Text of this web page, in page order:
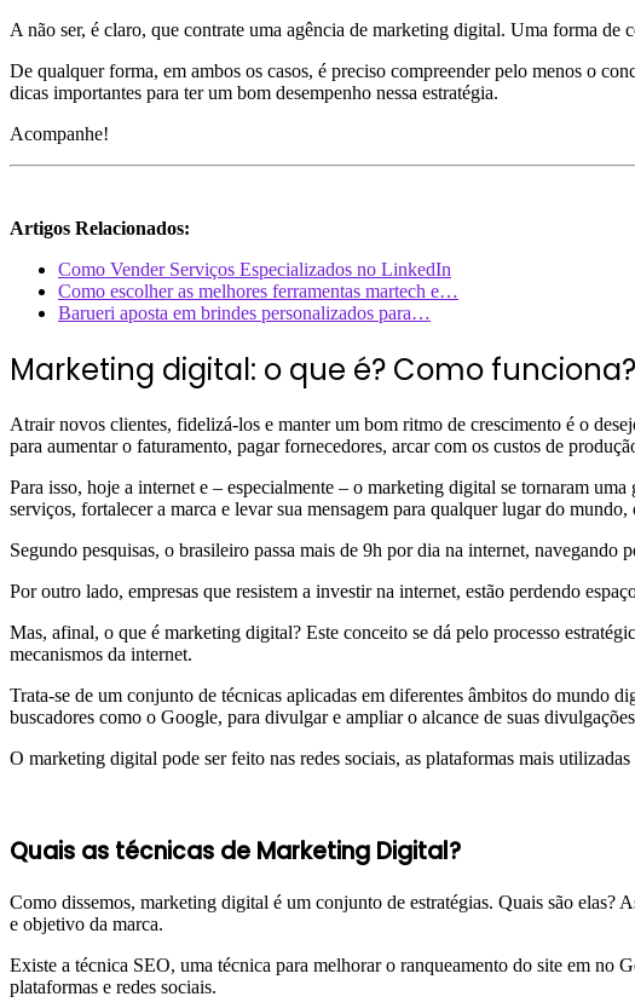
A não ser, é claro, que contrate uma agência de marketing digital. Uma forma de
De qualquer forma, em ambos os casos, é preciso compreender pelo menos o
dicas importantes para ter um bom desempenho nessa estratégia.
Acompanhe!
Artigos Relacionados:
Como Vender Serviços Especializados no LinkedIn
Como escolher as melhores ferramentas martech e…
Barueri aposta em brindes personalizados para…
Marketing digital: o que é? Como
Atrair novos clientes, fidelizá-los e manter um bom ritmo de crescimento é o
para aumentar o faturamento, pagar fornecedores, arcar com os custos de
Para isso, hoje a internet e – especialmente – o marketing digital se tornaram
serviços, fortalecer a marca e levar sua mensagem para qualquer lugar do mundo,
Segundo pesquisas, o brasileiro passa mais de 9h por dia na internet, navegando
Por outro lado, empresas que resistem a investir na internet, estão perdendo
Mas, afinal, o que é marketing digital? Este conceito se dá pelo processo
mecanismos da internet.
Trata-se de um conjunto de técnicas aplicadas em diferentes âmbitos do mundo
buscadores como o Google, para divulgar e ampliar o alcance de suas
O marketing digital pode ser feito nas redes sociais, as plataformas mais
Quais as técnicas de Marketing Digital?
Como dissemos, marketing digital é um conjunto de estratégias. Quais são elas?
e objetivo da marca.
Existe a técnica SEO, uma técnica para melhorar o ranqueamento do site em no
plataformas e redes sociais.